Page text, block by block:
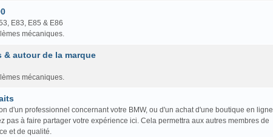
E83, E85 & E86
mécaniques.
autour de la marque
mécaniques.
d'un professionnel concernant votre BMW, ou d'un achat d'une boutique en ligne
pas à faire partager votre expérience ici. Cela permettra aux autres membres de
et de qualité.